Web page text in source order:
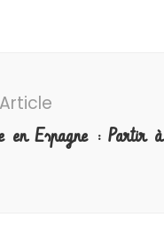
en Espagne : Partir à